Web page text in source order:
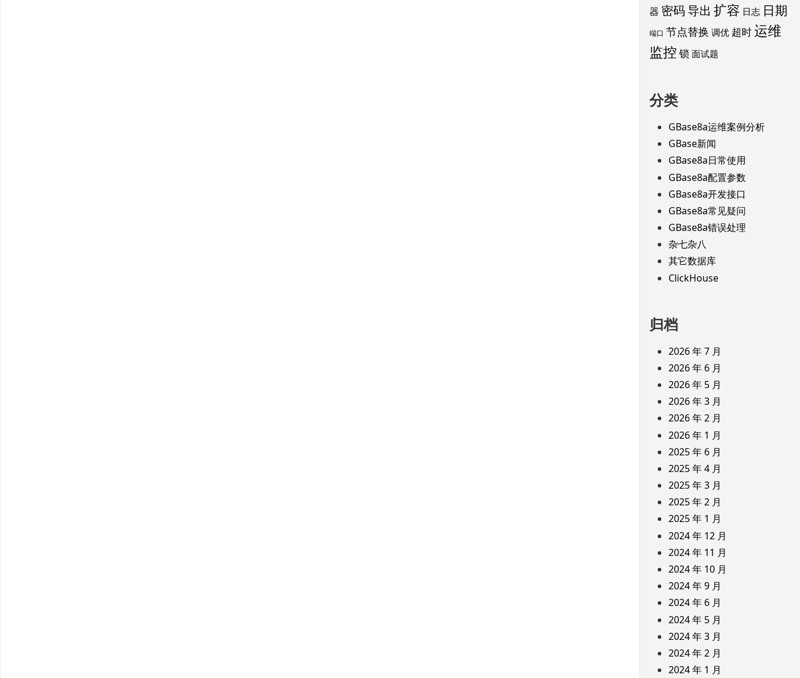
器 密码 导出 扩容 日志 日期
端口 节点替换 调优 超时运维
监控 锁 面试题
分类
GBase8a运维案例分析
GBase新闻
GBase8a日常使用
GBase8a配置参数
GBase8a开发接口
GBase8a常见疑问
GBase8a错误处理
杂七杂八
其它数据库
ClickHouse
归档
2026 年 7 月
2026 年 6 月
2026 年 5 月
2026 年 3 月
2026 年 2 月
2026 年 1 月
2025 年 6 月
2025 年 4 月
2025 年 3 月
2025 年 2 月
2025 年 1 月
2024 年 12 月
2024 年 11 月
2024 年 10 月
2024 年 9 月
2024 年 6 月
2024 年 5 月
2024 年 3 月
2024 年 2 月
2024 年 1 月